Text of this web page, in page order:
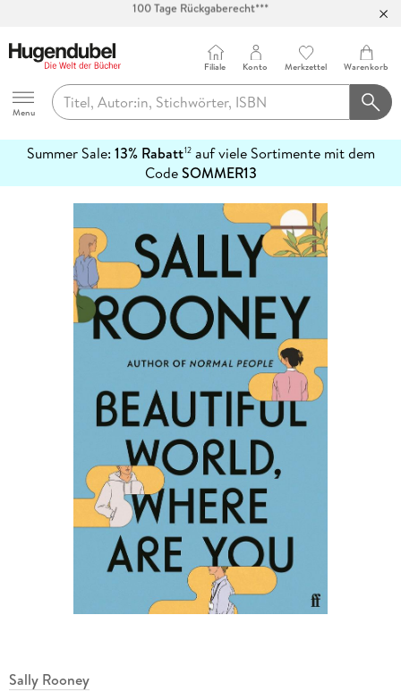
Abholung in über 100 Filialen
Hugendubel
Menu
Filiale Konto Merkzettel Warenkorb
Summer Sale: 13% Rabatt12auf viele Sortimente mit dem
CodeSOMMER13
erfahren
Sally Rooney